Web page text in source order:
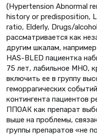
(Hypertension Abnormal
history or predisposition,
ratio, Elderly, Drugs/
рассматривается как
другим шкалам,
HAS-BLED пациентка
75 лет, лабильное МНО,
включить ее в группу
геморрагических
контингента пациентов
ППОАК как препарат
выше на проблемы,
группы препаратов «не